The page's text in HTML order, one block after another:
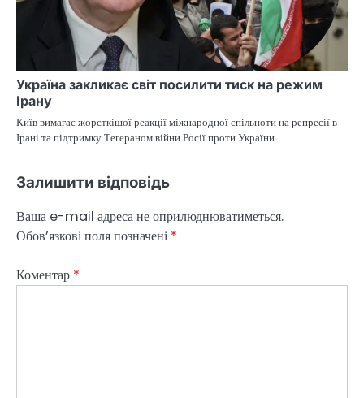
Україна закликає світ посилити тиск на режим
Ірану
Київ вимагає жорсткішої реакції міжнародної спільноти на репресії в
Ірані та підтримку Тегераном війни Росії проти України.
Залишити відповідь
Ваша e-mail адреса не оприлюднюватиметься.
Обов’язкові поля позначені *
Коментар *